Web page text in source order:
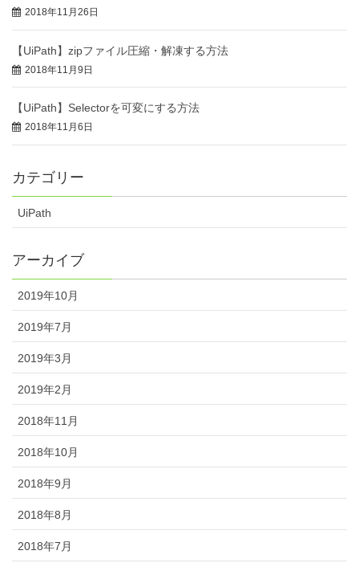
2018年11月26日
【UiPath】zipファイル圧縮・解凍する方法
2018年11月9日
【UiPath】Selectorを可変にする方法
2018年11月6日
カテゴリー
UiPath
アーカイブ
2019年10月
2019年7月
2019年3月
2019年2月
2018年11月
2018年10月
2018年9月
2018年8月
2018年7月